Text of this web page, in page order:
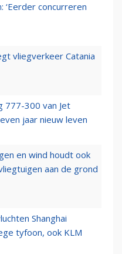
‘Eerder concurreren
vliegverkeer Catania
777-300 van Jet
jaar nieuw leven
en wind houdt ook
aan de grond
Shanghai
tyfoon, ook KLM